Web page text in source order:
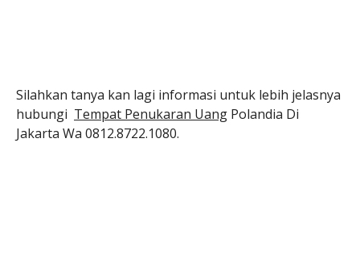
Silahkan tanya kan lagi informasi untuk lebih jelasnya
hubungi Tempat Penukaran Uang Polandia Di
Jakarta Wa 0812.8722.1080.